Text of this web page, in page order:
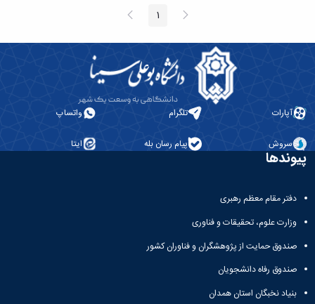
پیغام
قبلی صفحه1 صفحه
بعد
آپارات تلگرام واتساپ
سروش پیام رسان بله ایتا
پیوندها
دفتر مقام معظم رهبری
وزارت علوم، تحقیقات و فناوری
صندوق حمایت از پژوهشگران و فناوران کشور
صندوق رفاه دانشجویان
بنیاد نخبگان استان همدان